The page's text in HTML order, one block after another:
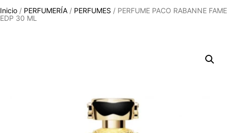
Inicio / PERFUMERÍA / PERFUMES / PERFUME PACO RABANNE FAME
EDP 30 ML